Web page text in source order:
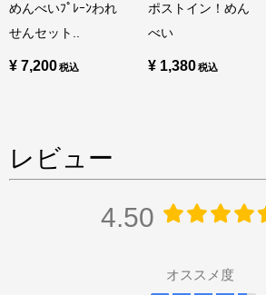
めんべいﾌﾟﾚｰﾝわれ
せんセット..
¥ 7,200
ポストイン！めん
べい
¥ 1,380
レビュー
4.50
オススメ度